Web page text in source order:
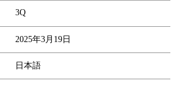
3Q
2025年3月19日
日本語